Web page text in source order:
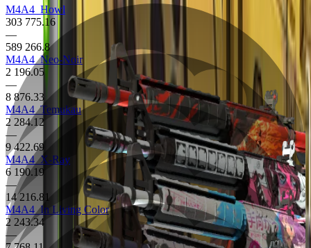
M4A4 Howl
303 775.16
—
589 266.8
M4A4Neo-Noir
2 196.05
—
8 876.33
M4A4Temukau
2 284.12
—
9 422.69
M4A4X-Ray
6 190.19
—
14 216.81
M4A4In Living Color
2 243.34
—